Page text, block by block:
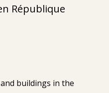
République